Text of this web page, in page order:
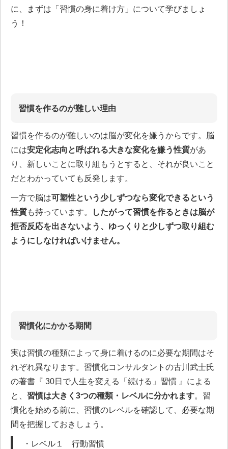
に、まずは「習慣の身に着け方」について学びましょ
う！
習慣を作るのが難しい理由
習慣を作るのが難しいのは脳が変化を嫌うからです。脳
には安定化志向と呼ばれる大きな変化を嫌う性質があ
り、新しいことに取り組もうとすると、それが良いこと
だとわかっていても反発します。
一方で脳は可塑性という少しずつなら変化できるという
性質も持っています。
したがって習慣を作るときは脳が
拒否反応を出さないよう、ゆっくりと少しずつ取り組む
ようにしなければいけません。
習慣化にかかる期間
実は習慣の種類によって身に着けるのに必要な期間はそ
れぞれ異なります。習慣化コンサルタントの古川武士氏
の著書『 30日で人生を変える「続ける」習慣 』による
と、 習慣は大きく3つの種類・レベルに分かれます。習
慣化を始める前に、習慣のレベルを確認して、必要な期
間を把握しておきしょう。
・レベル１ 行動習慣